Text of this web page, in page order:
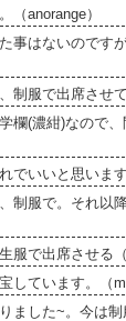
（anorange）
事はないのです
制服で出席させ
欄(濃紺)なので、
でいいと思いま
制服で。それ以
服で出席させる（
しています。（
ました~。今は